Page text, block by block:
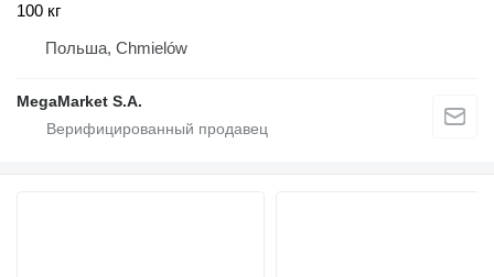
100 кг
Польша, Chmielów
MegaMarket S.A.